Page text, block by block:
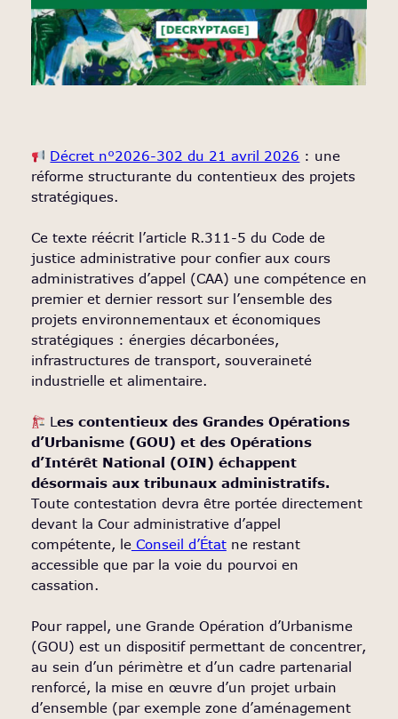
Décret n°2026-302 du 21 avril 2026 : une
réforme structurante du contentieux des projets
stratégiques.
Ce texte réécrit l’article R.311-5 du Code de
justice administrative pour confier aux cours
administratives d’appel (CAA) une compétence en
premier et dernier ressort sur l’ensemble des
projets environnementaux et économiques
stratégiques : énergies décarbonées,
infrastructures de transport, souveraineté
industrielle et alimentaire.
Les contentieux des Grandes Opérations
d’Urbanisme (GOU) et des Opérations
d’Intérêt National (OIN) échappent
désormais aux tribunaux administratifs.
Toute contestation devra être portée directement
devant la Cour administrative d’appel
compétente, leConseil d’Étatne restant
accessible que par la voie du pourvoi en
cassation.
Pour rappel, une Grande Opération d’Urbanisme
(GOU) est un dispositif permettant de concentrer,
au sein d’un périmètre et d’un cadre partenarial
renforcé, la mise en œuvre d’un projet urbain
d’ensemble (par exemple zone d’aménagement